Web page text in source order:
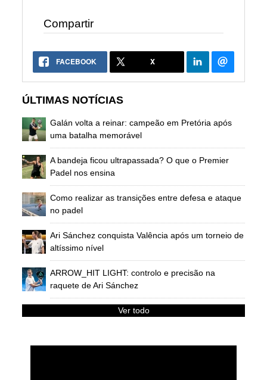
Compartir
FACEBOOK X
ÚLTIMAS NOTÍCIAS
Galán volta a reinar: campeão em Pretória após
uma batalha memorável
A bandeja ficou ultrapassada? O que o Premier
Padel nos ensina
Como realizar as transições entre defesa e ataque
no padel
Ari Sánchez conquista Valência após um torneio de
altíssimo nível
ARROW_HIT LIGHT: controlo e precisão na
raquete de Ari Sánchez
Ver todo